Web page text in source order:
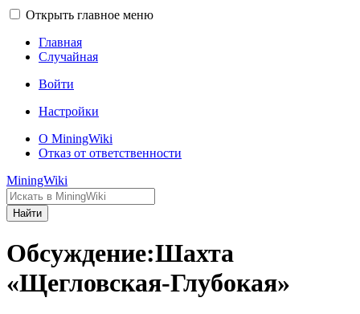
Открыть главное меню
Главная
Случайная
Войти
Настройки
О MiningWiki
Отказ от ответственности
MiningWiki
Найти
Обсуждение:Шахта
«Щегловская-Глубокая»